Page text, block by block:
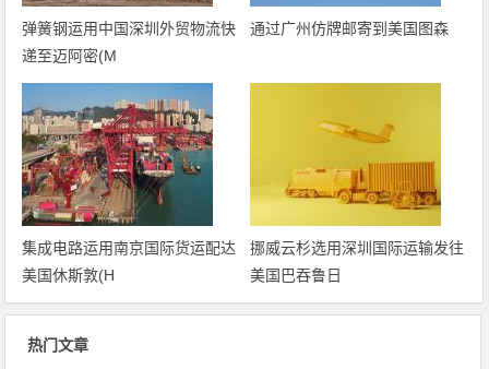
弹簧钢运用中国深圳外贸物流快
递至迈阿密(M
通过广州仿牌邮寄到美国图森
集成电路运用南京国际货运配达
美国休斯敦(H
挪威云杉选用深圳国际运输发往
美国巴吞鲁日
热门文章